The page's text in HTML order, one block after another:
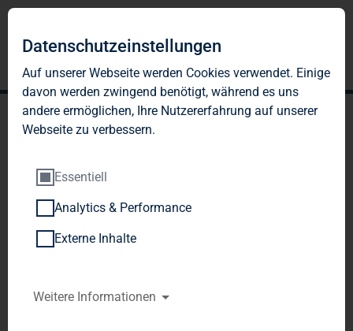
TAG Immobilien AG:
Veröffentlichung gemäß §
26 Abs. 1 WpHG mit dem
Datenschutzeinstellungen
Auf unserer Webseite werden Cookies verwendet. Einige
davon werden zwingend benötigt, während es uns
andere ermöglichen, Ihre Nutzererfahrung auf unserer
Webseite zu verbessern.
Essentiell
Analytics & Performance
Externe Inhalte
Weitere Informationen